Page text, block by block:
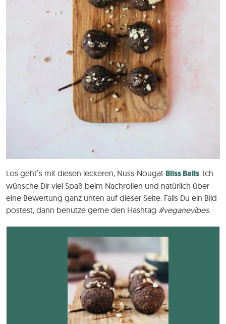
Los geht’s mit diesen leckeren, Nuss-Nougat Bliss Balls . Ich
wünsche Dir viel Spaß beim Nachrollen und natürlich über
eine Bewertung ganz unten auf dieser Seite. Falls Du ein Bild
postest, dann benutze gerne den Hashtag #veganevibes.